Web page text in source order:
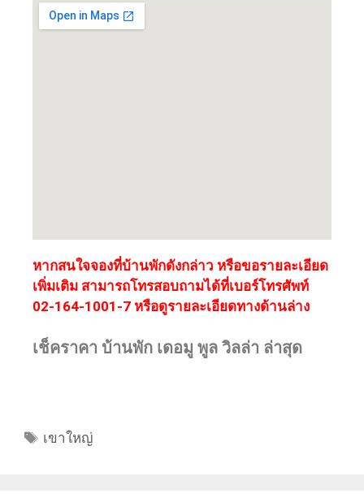
หากสนใจจองที่บ้านพักดังกล่าว หรือขอรายละเอียด
เพิ่มเติม สามารถโทรสอบถามได้ที่เบอร์โทรศัพท์
02-164-1001-7 หรือดูรายละเอียดทางด้านล่าง
เช็คราคา บ้านพัก เดอมู พูล วิลล่า ล่าสุด
เขาใหญ่